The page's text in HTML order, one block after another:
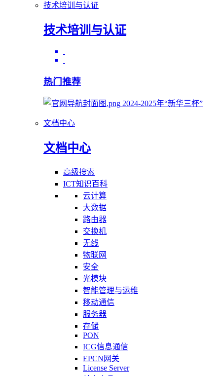
技术培训与认证
技术培训与认证
热门推荐
2024-2025年“新华三杯”
文档中心
文档中心
高级搜索
ICT知识百科
云计算
大数据
路由器
交换机
无线
物联网
安全
光模块
智能管理与运维
移动通信
服务器
存储
PON
ICG信息通信
EPCN网关
License Server